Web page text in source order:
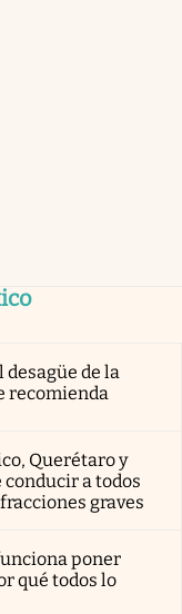
de la
recomienda
Querétaro y
a todos
graves
poner
qué todos lo